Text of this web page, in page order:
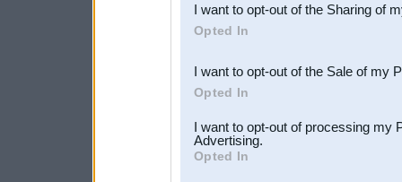
Downstream Participants
third parties.
I want to opt-out of the Sharing of
Opted In
I want to opt-out of the Sale of my
Opted In
I want to opt-out of processing my
Advertising.
Opted In